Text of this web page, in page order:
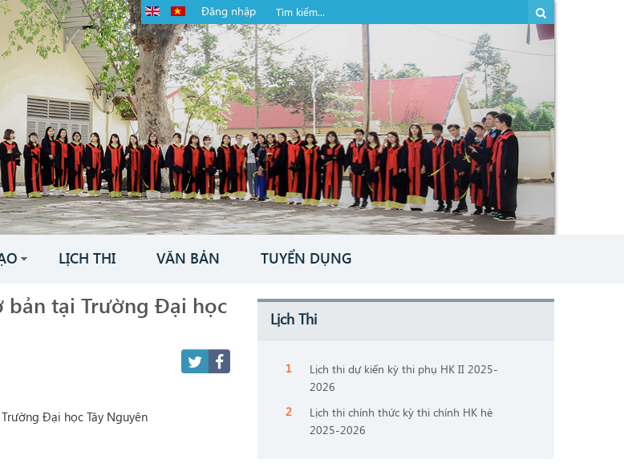
Đăng nhập
LỊCH THI VĂN BẢN TUYỂN DỤNG
bản tại Trường Đại học
Đại học Tây Nguyên
Lịch Thi
Lịch thi dự kiến kỳ thi phụ HK II 2025-
2026
Lịch thi chính thức kỳ thi chính HK hè
2025-2026